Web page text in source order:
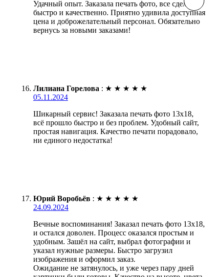
Удачный опыт. Заказала печать фото, все сделали
быстро и качественно. Приятно удивила доступная
цена и доброжелательный персонал. Обязательно
вернусь за новыми заказами!
Лилиана Горелова : ★ ★ ★ ★ ★
05.11.2024
Шикарный сервис! Заказала печать фото 13х18,
всё прошло быстро и без проблем. Удобный сайт,
простая навигация. Качество печати порадовало,
ни единого недостатка!
Юрий Воробьёв : ★ ★ ★ ★ ★
24.09.2024
Вечные воспоминания! Заказал печать фото 13х18,
и остался доволен. Процесс оказался простым и
удобным. Зашёл на сайт, выбрал фотографии и
указал нужные размеры. Быстро загрузил
изображения и оформил заказ.
Ожидание не затянулось, и уже через пару дней